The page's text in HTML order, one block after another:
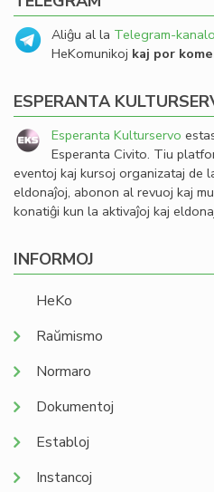
Aliĝu al la Telegram-kanalo
HeKomunikoj kaj por
ESPERANTA
Esperanta Kulturservo
Esperanta Civito. Tiu
eventoj kaj kursoj organizataj de
eldonaĵoj, abonon al revuoj kaj
konatiĝi kun la aktivaĵoj kaj
INFORMOJ
HeKo
Raŭmismo
Normaro
Dokumentoj
Establoj
Instancoj